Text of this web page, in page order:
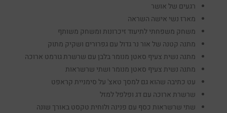
רגעים של אושר
מארז נשי אישה השראה
משחק משפחתי לתיעוד זיכרונות ומשחק משותף
מתנה קטנה של אור נר גדול עם גפרורים ושקיק מתוק
מתנה נשית צעיף סאטן מנומר בלבן עם שרשרת גורמט ארוכה
מתנה נשית צעיף סאטן מנומר ושתי שרשראות
עט כתיבה שהוא גם למסך טאצ' על סימניית קראפט
שרשרת ארוכה עם דג ופלפל למזל
שתי שרשראות כסף עם פנינה ולוחית טקסט באורך שונה